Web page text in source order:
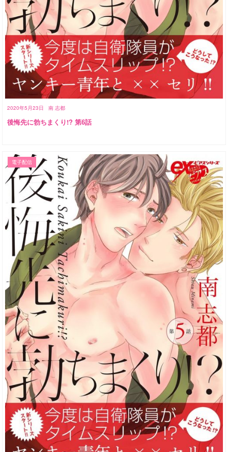
2020年5月23日 南 志都
後悔先に勃ちまくり!? 第6話
電子配信